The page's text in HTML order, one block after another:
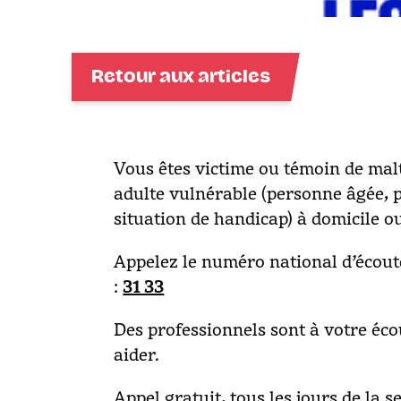
Retour aux articles
Vous êtes victime ou témoin de
adulte vulnérable (personne âgée,
situation de handicap) à domicile
Appelez le numéro national
:31 33
Des professionnels sont à votre
aider.